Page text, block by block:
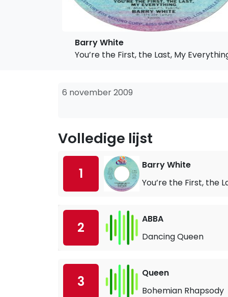
Barry White
You’re the First, the Last, My
6 november 2009
Volledige lijst
1
Barry White
You’re the First, the
2
ABBA
Dancing Queen
3
Queen
Bohemian Rhapsody